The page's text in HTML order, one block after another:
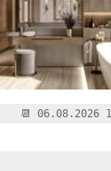
📆 06.08.2026